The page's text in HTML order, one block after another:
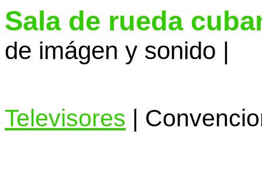
Sala de rueda
de imágen y sonido |
Televisores |